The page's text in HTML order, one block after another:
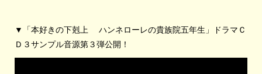
▼「本好きの下剋上 ハンネローレの貴族院五年生」ドラマＣ
Ｄ３サンプル音源第３弾公開！